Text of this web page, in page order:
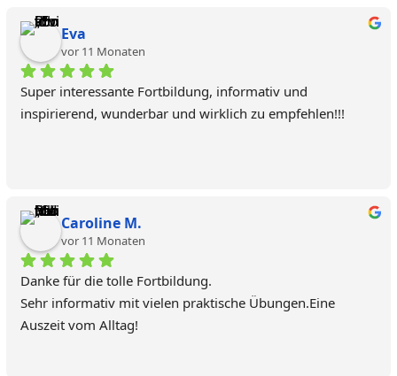
Eva
vor 11 Monaten
Super interessante Fortbildung, informativ und
inspirierend, wunderbar und wirklich zu empfehlen!!!
Caroline M.
vor 11 Monaten
Danke für die tolle Fortbildung.
Sehr informativ mit vielen praktische Übungen.Eine
Auszeit vom Alltag!